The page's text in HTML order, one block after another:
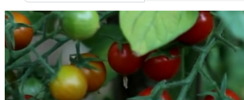
Todas Imágenes
Fotos
PNGs
PSDs
SVGs
Plantillas
Vectores
Videos